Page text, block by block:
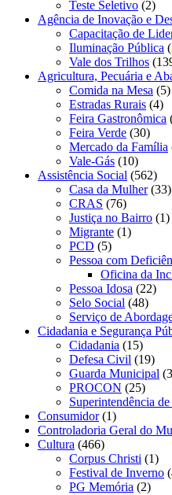
Teste Seletivo (2)
Agência de Inovação e
Capacitação de
Iluminação Pública
Vale dos Trilhos
Agricultura, Pecuária e
Comida na Mesa (5)
Estradas Rurais (4)
Feira Gastronômica
Feira Verde (30)
Mercado da Família
Vale-Gás (10)
Assistência Social (562)
Casa da Mulher(33)
CRAS (76)
Justiça no Bairro (1)
Migrante (1)
PCD (5)
Pessoa com
Oficina da
Pessoa Idosa (22)
Selo Social (48)
Serviço de
Cidadania e Segurança
Cidadania (15)
Defesa Civil (19)
Guarda Municipal
PROCON (25)
Superintendência
Consumidor(1)
Controladoria Geral do
Cultura (466)
Corpus Christi (1)
Festival de Inverno
PG Memória (2)